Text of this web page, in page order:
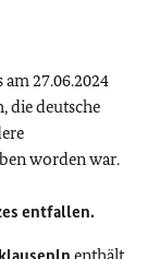
27.06.2024
die deutsche
worden war.
entfallen.
enthält,